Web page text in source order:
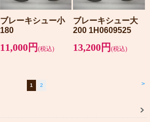
ブレーキシュー小
180
11,000円 (税込)
ブレーキシュー大
200 1H0609525
13,200円(税込)
>
1 2